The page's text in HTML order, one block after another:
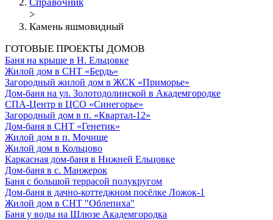
>
Камень яшмовидный
ГОТОВЫЕ ПРОЕКТЫ ДОМОВ
Баня на крыше в Н. Ельцовке
Жилой дом в СНТ «Бердь»
Загородный жилой дом в ЖСК «Приморье»
Дом-баня на ул. Золотодолинской в Академгородке
СПА-Центр в ЦСО «Синегорье»
Загородный дом в п. «Квартал-12»
Дом-баня в СНТ «Генетик»
Жилой дом в п. Мочище
Жилой дом в Кольцово
Каркасная дом-баня в Нижней Ельцовке
Дом-баня в с. Манжерок
Баня с большой террасой полукругом
Дом-баня в дачно-коттеджном посёлке Ложок-1
Жилой дом в СНТ "Облепиха"
Баня у воды на Шлюзе Академгородка